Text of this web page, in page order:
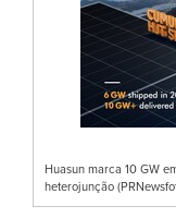
Huasun marca 10 GW
heterojunção